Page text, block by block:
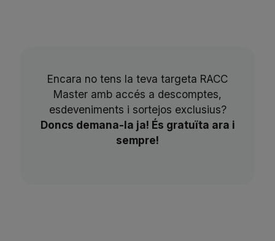
Encara no tens la teva targeta RACC
Master amb accés a descomptes,
esdeveniments i sortejos exclusius?
Doncs demana-la ja! És gratuïta ara i
sempre!